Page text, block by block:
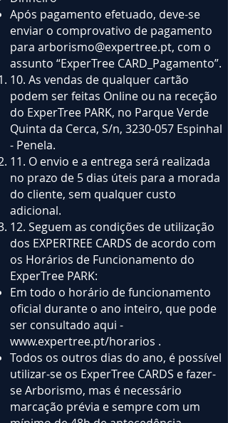
Após pagamento efetuado, deve-se
enviar o comprovativo de pagamento
para arborismo@expertree.pt, com o
assunto “ExperTree CARD_Pagamento”.
10. As vendas de qualquer cartão
podem ser feitas Online ou na receção
do ExperTree PARK, no Parque Verde
Quinta da Cerca, S/n, 3230-057 Espinhal
- Penela.
11. O envio e a entrega será realizada
no prazo de 5 dias úteis para a morada
do cliente, sem qualquer custo
adicional.
12. Seguem as condições de utilização
dos EXPERTREE CARDS de acordo com
os Horários de Funcionamento do
ExperTree PARK:
Em todo o horário de funcionamento
oficial durante o ano inteiro, que pode
ser consultado aqui -
www.expertree.pt/horarios .
Todos os outros dias do ano, é possível
utilizar-se os ExperTree CARDS e fazer-
se Arborismo, mas é necessário
marcação prévia e sempre com um